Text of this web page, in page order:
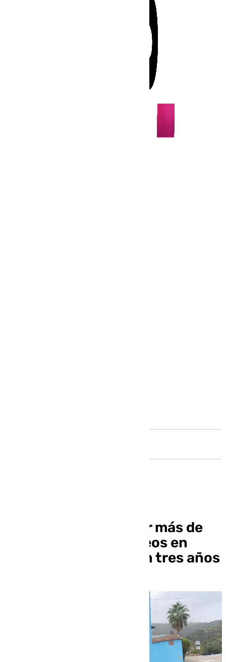
El PFEA ayuda a crear más de
medio millar de empleos en
Júzcar y Cartajima en tres años